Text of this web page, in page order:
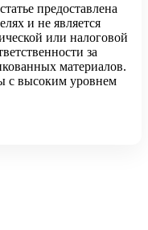
предоставлена
и не является
или налоговой
за
материалов.
с высоким уровнем